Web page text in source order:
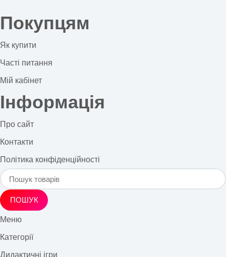
Покупцям
Як купити
Часті питання
Мій кабінет
Інформація
Про сайт
Контакти
Політика конфіденційності
ПОШУК
Меню
Категорії
Дидактичні ігри